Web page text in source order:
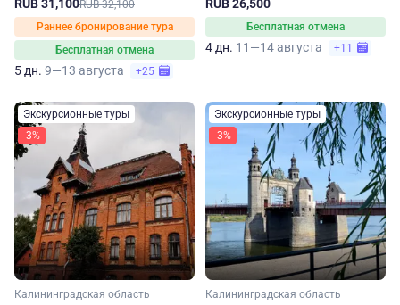
RUB 31,100RUB 32,100
Раннее бронирование тура
Бесплатная отмена
5 дн. 9—13 августа +25
RUB 26,500
Бесплатная отмена
4 дн. 11—14 августа +11
Экскурсионные туры
-3%
Калининградская область
Экскурсионные туры
-3%
Калининградская область